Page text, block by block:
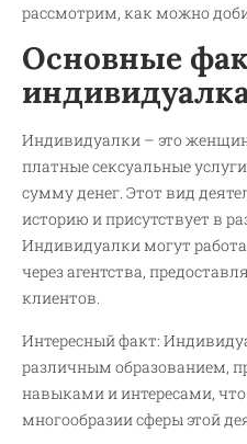
рассмотрим, как можно
Основные
Индивидуалки – это
платные сексуальные
сумму денег. Этот вид
историю и присутствует в
Индивидуалки могут
через агентства,
клиентов.
Интересный факт:
различным образованием,
навыками и интересами, что
многообразии сферы этой